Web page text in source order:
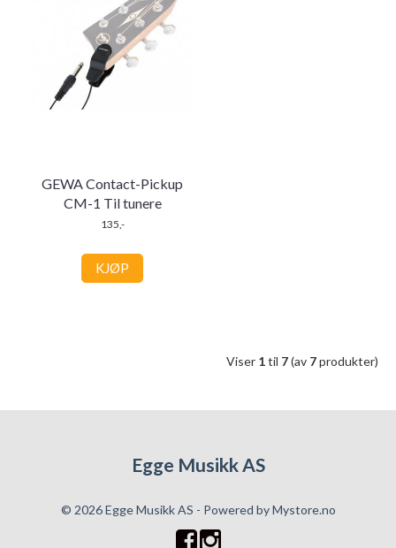
GEWA Contact-Pickup
CM-1 Til tunere
135,-
KJØP
Viser 1til 7(av 7produkter)
Egge Musikk AS
© 2026 Egge Musikk AS - Powered byMystore.no